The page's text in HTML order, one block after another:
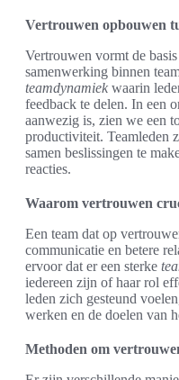
Vertrouwen opbouwen
Vertrouwen vormt de
samenwerking binnen
teamdynamiek waarin
feedback te delen. In een
aanwezig is, zien we een
productiviteit. Teamleden
samen beslissingen te
reacties.
Waarom vertrouwen
Een team dat op
communicatie en betere
ervoor dat er een sterke
iedereen zijn of haar rol
leden zich gesteund
werken en de doelen van
Methoden om